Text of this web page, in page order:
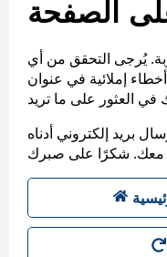
الصفحة
يُرجى التحقق من أي
أخطاء إملائية في عنوان URL، أو عرض خريطة الموقع
بريد إلكتروني أدناه